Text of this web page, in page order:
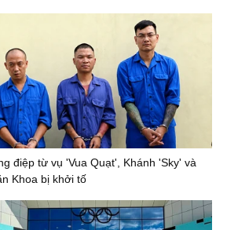
điệp từ vụ 'Vua Quạt', Khánh 'Sky' và
Khoa bị khởi tố